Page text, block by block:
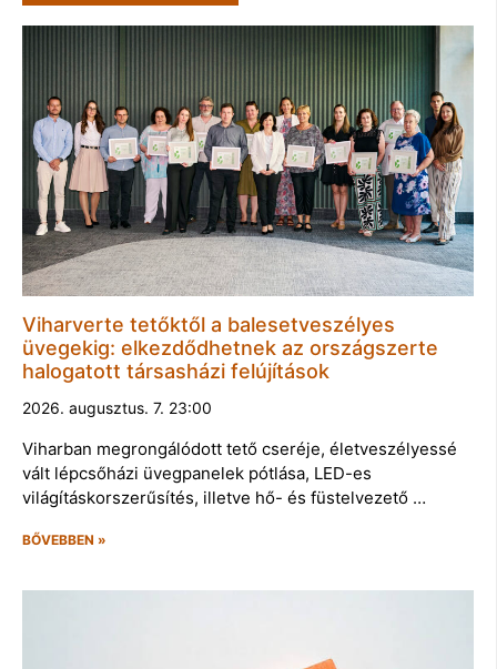
Viharverte tetőktől a balesetveszélyes
üvegekig: elkezdődhetnek az országszerte
halogatott társasházi felújítások
2026. augusztus. 7. 23:00
Viharban megrongálódott tető cseréje, életveszélyessé
vált lépcsőházi üvegpanelek pótlása, LED-es
világításkorszerűsítés, illetve hő- és füstelvezető …
BŐVEBBEN »